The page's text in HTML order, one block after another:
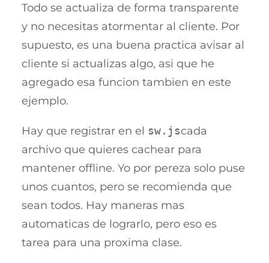
Todo se actualiza de forma transparente
y no necesitas atormentar al cliente. Por
supuesto, es una buena practica avisar al
cliente si actualizas algo, asi que he
agregado esa funcion tambien en este
ejemplo.
Hay que registrar en el sw.jscada
archivo que quieres cachear para
mantener offline. Yo por pereza solo puse
unos cuantos, pero se recomienda que
sean todos. Hay maneras mas
automaticas de lograrlo, pero eso es
tarea para una proxima clase.